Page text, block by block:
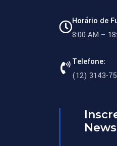
Horário de
8:00 AM –
Telefone:
(12) 3143-